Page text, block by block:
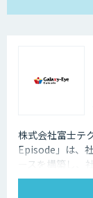
汎用的な高精度ド
DX-laeiの基本的
を、高精度であり
らコストを抑え
用いただけます。
【アドバンス
イズ（辞書構築・
習）に対応した
ン。
個社最適化する
が含まれたドキュ
株式会社富士テ
Episode」は、
ースを構築し
カル対応文書管